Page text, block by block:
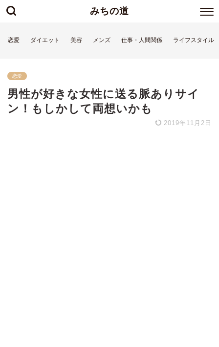
みちの道
恋愛 ダイエット 美容 メンズ 仕事・人間関係 ライフスタイル
恋愛
男性が好きな女性に送る脈ありサイ
ン！もしかして両想いかも
2019年11月2日